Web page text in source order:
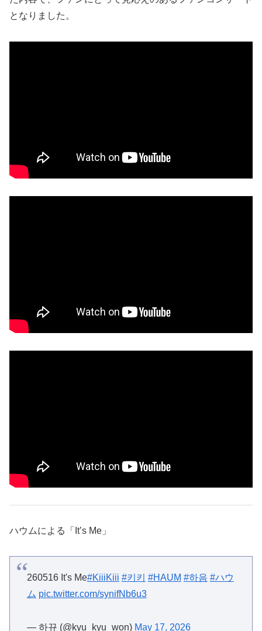
となりました。
ハウムによる「It’s Me」
260516 It's Me#KiiiKiii #키키 #HAUM #하음 #ハウ
ム pic.twitter.com/synifNb6u3
— 하뀨 (@kyu_kyu_won) May 17, 2026